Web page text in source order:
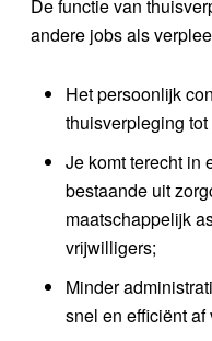
De functie van
andere jobs als
Het persoonlijk
thuisverpleging
Je komt terecht in
bestaande uit
maatschappelijk
vrijwilligers;
Minder
snel en efficiënt af